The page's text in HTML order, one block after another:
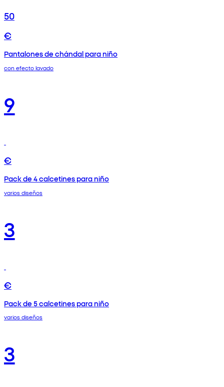
50
€
Pantalones de chándal para niño
con efecto lavado
9
€
Pack de 4 calcetines para niño
varios diseños
3
€
Pack de 5 calcetines para niño
varios diseños
3